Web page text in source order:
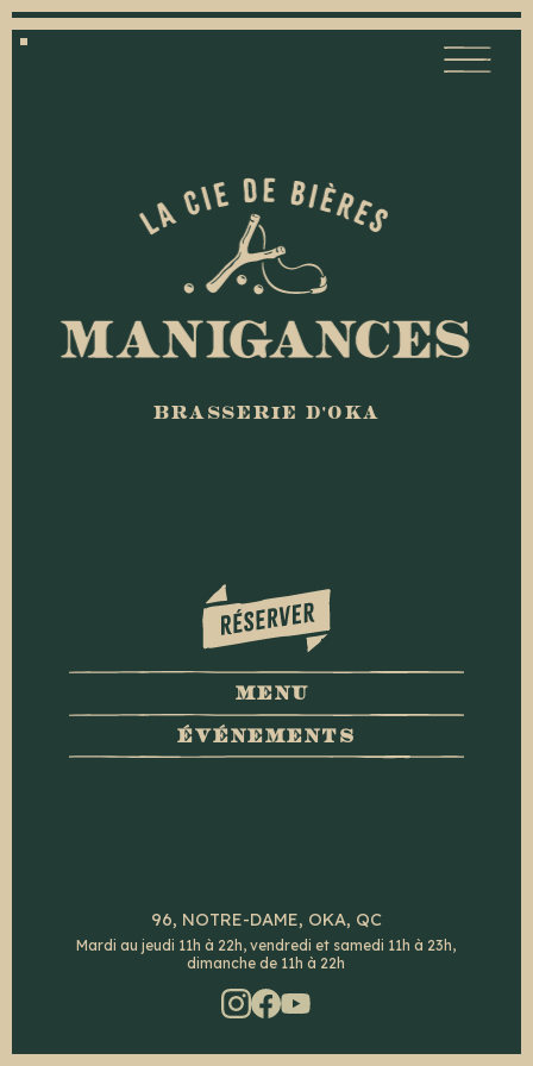
BRASSERIE D'OKA
MENU
ÉVÉNEMENTS
96, NOTRE-DAME, OKA, QC
Mardi au jeudi 11h à 22h, vendredi et samedi 11h à 23h,
dimanche de 11h à 22h